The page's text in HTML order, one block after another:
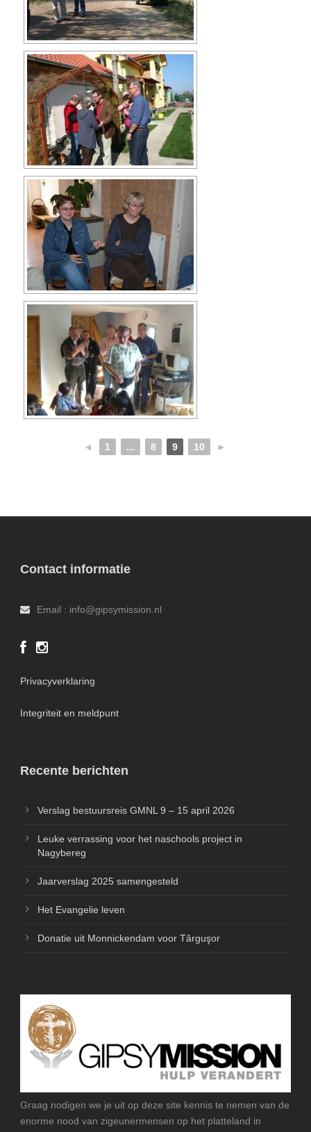
◄ 1 ... 8 9 10 ►
Contact informatie
Email : info@gipsymission.nl
Privacyverklaring
Integriteit en meldpunt
Recente berichten
Verslag bestuursreis GMNL 9 – 15 april 2026
Leuke verrassing voor het naschools project in
Nagybereg
Jaarverslag 2025 samengesteld
Het Evangelie leven
Donatie uit Monnickendam voor Târguşor
Graag nodigen we je uit op deze site kennis te nemen van de
enorme nood van zigeunermensen op het platteland in